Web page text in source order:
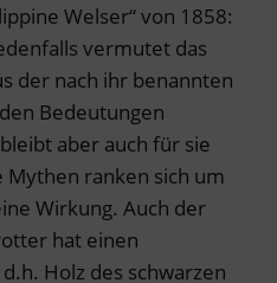
Welser“ von 1858:
vermutet das
der nach ihr benannten
Bedeutungen
aber auch für sie
ranken sich um
Wirkung. Auch der
hat einen
Holz des schwarzen